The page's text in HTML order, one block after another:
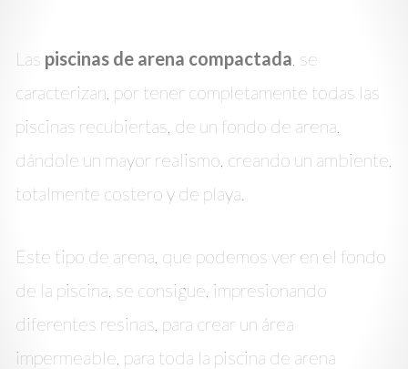
Las piscinas de arena compactada , se
caracterizan, por tener completamente todas las
piscinas recubiertas, de un fondo de arena,
dándole un mayor realismo, creando un ambiente,
totalmente costero y de playa.
Este tipo de arena, que podemos ver en el fondo
de la piscina, se consigue, impresionando
diferentes resinas, para crear un área
impermeable, para toda la piscina de arena